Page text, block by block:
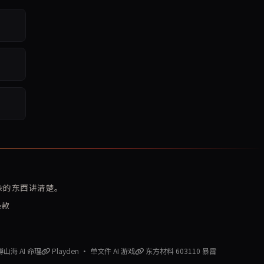
东西讲清楚。
海 AI 命理 Playden · 单文件 AI 游戏 东方材料 603110 暴雷